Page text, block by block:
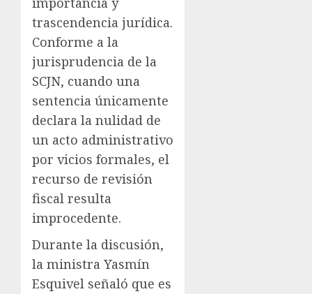
trascendencia jurídica.
Conforme a la
jurisprudencia de la
SCJN, cuando una
sentencia únicamente
declara la nulidad de
un acto administrativo
por vicios formales, el
recurso de revisión
fiscal resulta
improcedente.
Durante la discusión,
la ministra Yasmín
Esquivel señaló que es